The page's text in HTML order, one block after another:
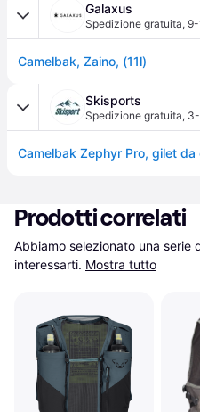
Galaxus
Spedizione gratuita, 9-
Camelbak, Zaino, (11l)
Skisports
Spedizione gratuita,
Prodotti correlati
Abbiamo selezionato una
interessarti. Mostra tutto